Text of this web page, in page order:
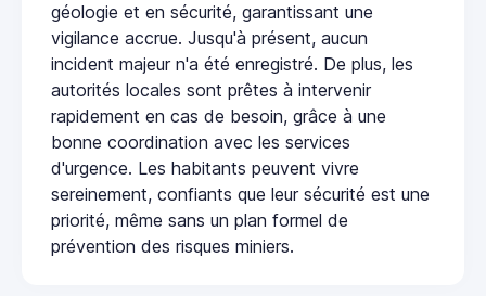
géologie et en sécurité, garantissant une
vigilance accrue. Jusqu'à présent, aucun
incident majeur n'a été enregistré. De plus, les
autorités locales sont prêtes à intervenir
rapidement en cas de besoin, grâce à une
bonne coordination avec les services
d'urgence. Les habitants peuvent vivre
sereinement, confiants que leur sécurité est une
priorité, même sans un plan formel de
prévention des risques miniers.